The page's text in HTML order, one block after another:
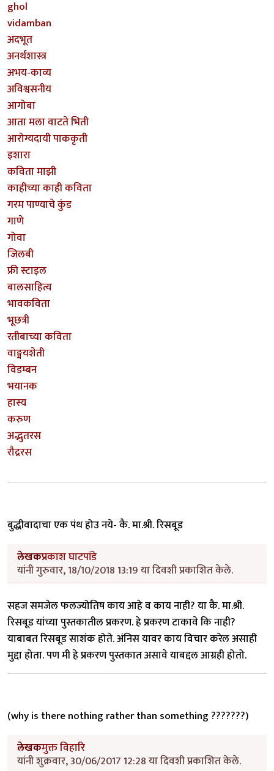
ghol
vidamban
अदभूत
अनर्थशास्त्र
अभय-काव्य
अविश्वसनीय
आगोबा
आता मला वाटते भिती
आरोग्यदायी पाककृती
इशारा
कविता माझी
काहीच्या काही कविता
गरम पाण्याचे कुंड
गाणे
गोवा
जिलबी
फ्री स्टाइल
बालसाहित्य
भावकविता
भूछत्री
रतीबाच्या कविता
वाङ्मयशेती
विडम्बन
भयानक
हास्य
करुण
अद्भुतरस
रौद्ररस
बुद्धीवादाचा एक पंथ होउ नये- कै. मा.श्री. रिसबूड
लेखकप्रकाश घाटपांडे
यांनी गुरुवार, 18/10/2018 13:19 या दिवशी प्रकाशित केले.
सहज समजेल फलज्योतिष काय आहे व काय नाही? या कै. मा.श्री.
रिसबूड यांच्या पुस्तकातील प्रकरण. हे प्रकरण टाकावे कि नाही?
याबाबत रिसबूड साशंक होते. अंनिस यावर काय विचार करेल असाही
मुद्दा होता. पण मी हे प्रकरण पुस्तकात असावे याबद्दल आग्रही होतो.
(why is there nothing rather than something ???????)
लेखकमुक्त विहारि
यांनी शुक्रवार, 30/06/2017 12:28 या दिवशी प्रकाशित केले.